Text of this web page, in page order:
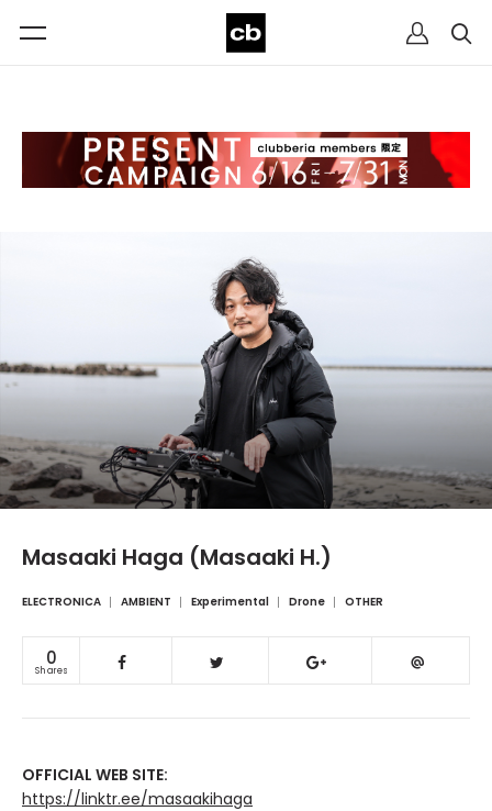
Masaaki Haga (Masaaki H.)
ELECTRONICA AMBIENT Experimental Drone OTHER
0
Shares
OFFICIAL WEB SITE:
https://linktr.ee/masaakihaga